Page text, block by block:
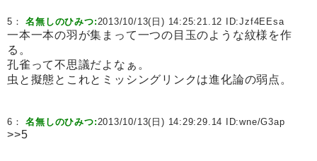
5：名無しのひみつ:2013/10/13(日) 14:25:21.12 ID:Jzf4EEsa
一本一本の羽が集まって一つの目玉のような紋様を作
る。
孔雀って不思議だよなぁ。
虫と擬態とこれとミッシングリンクは進化論の弱点。
6：名無しのひみつ:2013/10/13(日) 14:29:29.14 ID:wne/G3ap
>>5